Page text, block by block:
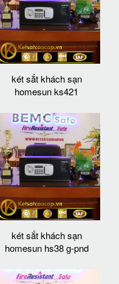
két sắt khách sạn
homesun ks421
két sắt khách sạn
homesun hs38 g-pnd